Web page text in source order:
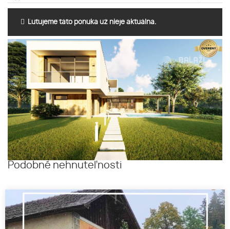
Ľutujeme táto ponuka už nieje aktuálna.
Podobné nehnuteľnosti